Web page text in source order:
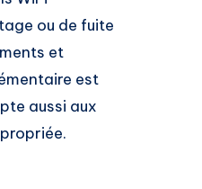
ou de fuite
et
est
aussi aux